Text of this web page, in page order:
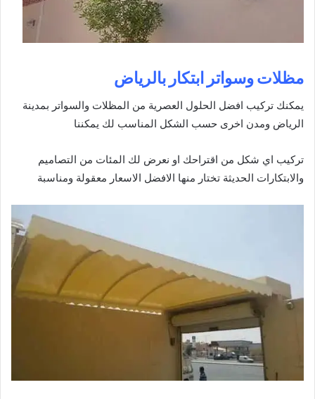
مظلات وسواتر ابتكار بالرياض
يمكنك تركيب افضل الحلول العصرية من المظلات والسواتر بمدينة
الرياض ومدن اخرى حسب الشكل المناسب لك يمكننا
تركيب اي شكل من اقتراحك او نعرض لك المئات من التصاميم
والابتكارات الحديثة تختار منها الافضل الاسعار معقولة ومناسبة